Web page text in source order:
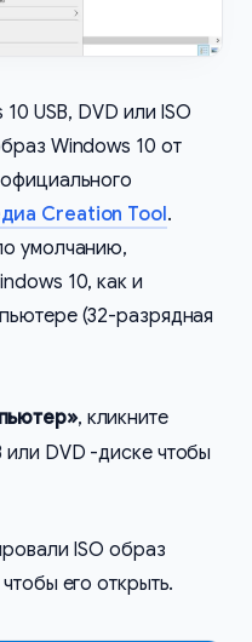
USB, DVD или ISO
Windows 10 от
Creation Tool.
умолчанию,
10, как и
(32-разрядная
, кликните
DVD -диске чтобы
ISO образ
его открыть.